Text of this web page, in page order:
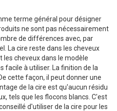
terme général pour désigner
ne sont pas nécessairement
de différences avec, par
La cire reste dans les cheveux
cheveux dans le modèle
facile à utiliser. La finition de la
cette façon, il peut donner une
de la cire est qu'aucun résidu
tels que les flocons blancs. C'est
d'utiliser de la cire pour les